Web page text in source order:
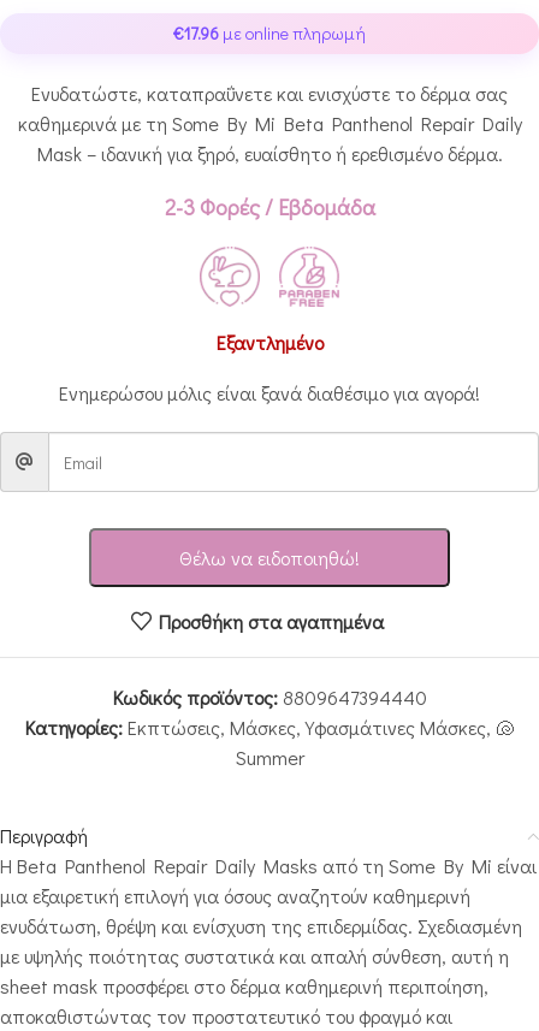
€17.96 με online πληρωμή
Ενυδατώστε, καταπραΰνετε και ενισχύστε το δέρμα σας
καθημερινά με τη Some By Mi Beta Panthenol Repair Daily
Mask – ιδανική για ξηρό, ευαίσθητο ή ερεθισμένο δέρμα.
2-3 Φορές / Εβδομάδα
Εξαντλημένο
Ενημερώσου μόλις είναι ξανά διαθέσιμο για αγορά!
Θέλω να ειδοποιηθώ!
Προσθήκη στα αγαπημένα
Κωδικός προϊόντος: 8809647394440
Κατηγορίες: Εκπτώσεις, Μάσκες, Υφασμάτινες Μάσκες, 🐚
Summer
Περιγραφή
Η Beta Panthenol Repair Daily Masks από τη Some By Mi είναι
μια εξαιρετική επιλογή για όσους αναζητούν καθημερινή
ενυδάτωση, θρέψη και ενίσχυση της επιδερμίδας. Σχεδιασμένη
με υψηλής ποιότητας συστατικά και απαλή σύνθεση, αυτή η
sheet mask προσφέρει στο δέρμα καθημερινή περιποίηση,
αποκαθιστώντας τον προστατευτικό του φραγμό και